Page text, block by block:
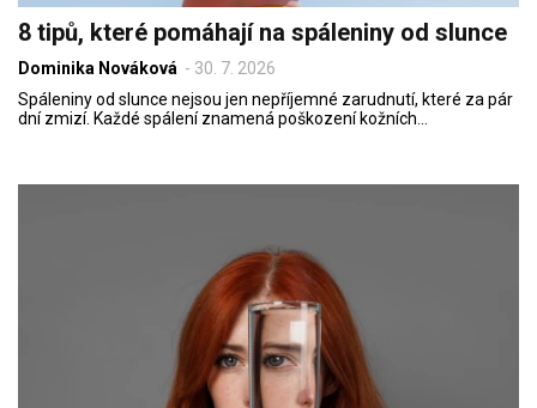
8 tipů, které pomáhají na spáleniny od slunce
Dominika Nováková - 30. 7. 2026
Spáleniny od slunce nejsou jen nepříjemné zarudnutí, které za pár
dní zmizí. Každé spálení znamená poškození kožních…